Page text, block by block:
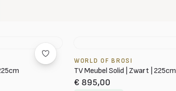
WORLD OF BROSI
TV Meubel Solid | Zwart | 225cm
€ 895,00